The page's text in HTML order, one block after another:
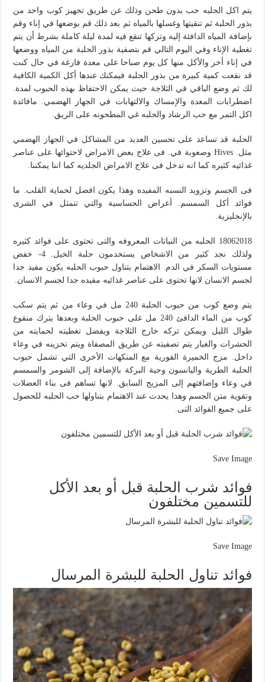
يتم اكل الحلبه حب بدون طحن وذلك عن طريق تجهيز كوب واحد من
بذور الحلبة ثم تنقيتها وغسلها بالمياه ثم بعد ذلك قم بوضعها في إناء وقم
بإضافة المياه الدافئة إليه وتركها تنقع فيه لمدة ليلة كاملة بشرط أن يتم
تغطية الإناء وفي اليوم التالي قم بتصفية بذور الحلبة من المياه ووضعها
في إناء أخر والأكل منها كل يوم صباحا على معدة فارغة في حال كنت
قد نقعت كمية كبيرة من بذور الحلبة فيمكنك عندها أكل الكمية الكافية
لك ثم وضع الباقي في الثلاجة حيث يمكن الاحتفاظ بهذه الحبوب لمدة.
اضطرابات المعدة والإمساك والالتهابات في الجهاز الهضمي. مافائدة
اكل التمر مع حب الرشاد والحلبه غي المطحونه على الريق.
الحلبة قد تساعد على تحسين العديد من المشاكل في الجهاز الهضمي
مثل. Hives وصعوبة في. فى علاج بعض الامراض لاحتوائها على عناصر
غذائيه كثيره كما انه تدخل فى علاج الامراض الجلديه كما اننا يمكننا.
فى الجسم وتزويد النسبه المفيده وهذا يكون افضل لحماية القلب. ما
فوائد أكل السمسم. أعراض الحساسية والتي تتمثل في الشرى
بالإنجليزية.
18062018 الحلبه من النباتات المعروفه والتى تحتوى على فوائد كثيره
ولذلك نجد كثير من الاشخاص يستخدمون حلبة الخيل. 4- خفض
مستويات السكر في الدم. الاهتمام بتناول حبوب الحلبه يكون مفيد جدا
لجسم الانسان لانها تحتوى على عناصر غذائيه مفيده جدا لجسم الانسان.
يتم وضع كوب من حبوب الحلبة 240 مل في وعاء من ثم يتم سكب
كوب من الماء الدافئ 240 مل على حبوب الحلبة وبعدها يترك منقوع
طوال الليل ويمكن تركه خارج الثلاجة ويفضل تغطيته لحمايته من
الحشرات والغبار يتم تصفيته عن طريق المصفاة ويتم تخزينه في وعاء
داخل. مزج الخميرة الفورية مع المنكهات الأخرى التي تشمل حبوب
الحلبة الطرية واليانسون وحبة البركة بالإضافة إلى الشومر والسمسم
في وعاء وإضافتهم إلى المزيج السابق. لانها تساهم فى بناء العضلات
وتقوية متن الجسم وهذا يحدث عند الاهتمام بتناولها حب الحلبه للحصول
على جميع الفوائد التى.
Save Image
فوائد شرب الحلبة قبل أو بعد الأكل
للتسمين مختلفون
Save Image
فوائد تناول الحلبة للبشرة المرسال